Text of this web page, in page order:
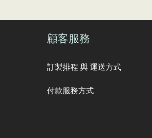
顧客服務
訂製排程 與 運送方式
付款服務方式